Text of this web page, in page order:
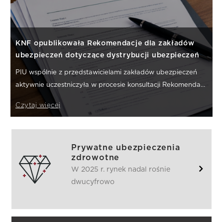
KNF opublikowała Rekomendacje dla zakładów
ubezpieczeń dotyczące dystrybucji ubezpieczeń
PIU wspólnie z przedstawicielami zakładów ubezpieczeń
aktywnie uczestniczyła w procesie konsultacji Rekomendacji
dystrybucyjnych.
Czytaj więcej
Prywatne ubezpieczenia
zdrowotne
W 2025 r. rynek nadal rośnie
dwucyfrowo